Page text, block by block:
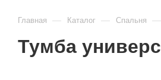
Главная — Каталог — Спальня —
Тумба